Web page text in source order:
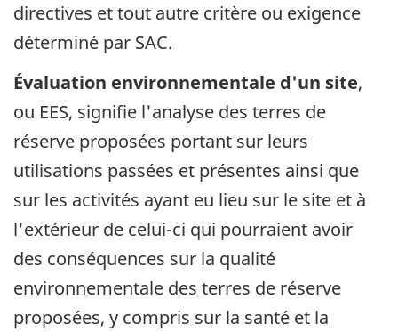
directives et tout autre critère ou exigence
déterminé par SAC.
Évaluation environnementale d'un site,
ou EES, signifie l'analyse des terres de
réserve proposées portant sur leurs
utilisations passées et présentes ainsi que
sur les activités ayant eu lieu sur le site et à
l'extérieur de celui-ci qui pourraient avoir
des conséquences sur la qualité
environnementale des terres de réserve
proposées, y compris sur la santé et la